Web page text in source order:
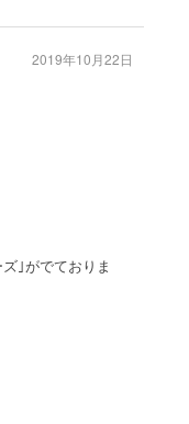
｣がでておりま
2019年10月22日